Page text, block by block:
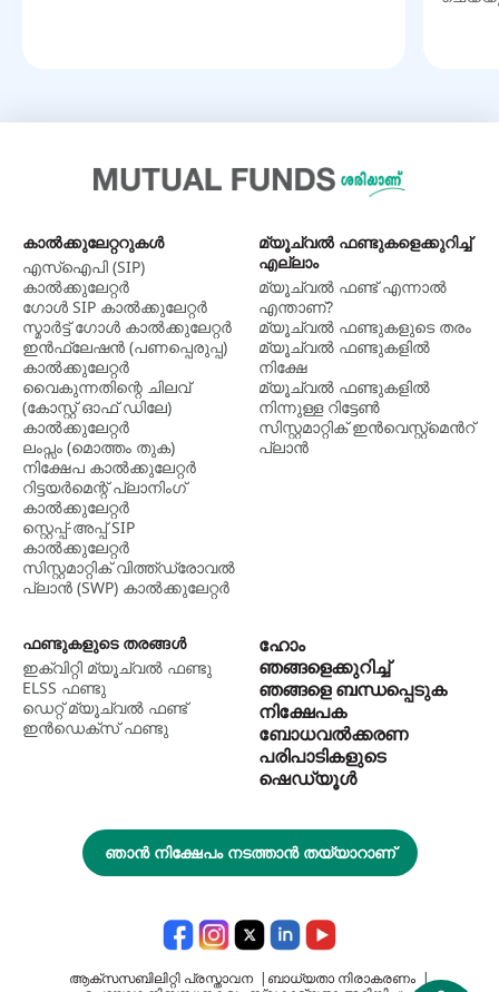
കാല്‍ക്കുലേറ്ററുകള്‍
എസ്ഐപി (SIP)
കാൽക്കുലേറ്റർ
ഗോൾ SIP കാൽക്കുലേറ്റർ
സ്മാർട്ട് ഗോൾ കാൽക്കുലേറ്റർ
ഇൻഫ്ലേഷൻ (പണപ്പെരുപ്പ)
കാൽക്കുലേറ്റർ
വൈകുന്നതിന്റെ ചിലവ്
(കോസ്റ്റ് ഓഫ് ഡിലേ)
കാൽക്കുലേറ്റർ
ലംപ്സം (മൊത്തം തുക)
നിക്ഷേപ കാൽക്കുലേറ്റർ
റിട്ടയർമെന്റ് പ്ലാനിംഗ്
കാൽക്കുലേറ്റർ
സ്റ്റെപ്പ്-അപ്പ് SIP
കാൽക്കുലേറ്റർ
സിസ്റ്റമാറ്റിക് വിത്ത്ഡ്രോവൽ
പ്ലാൻ (SWP) കാൽക്കുലേറ്റർ
മ്യൂച്വൽ ഫണ്ടുകളെക്കുറിച്ച്
എല്ലാം
മ്യൂച്വല്‍ ഫണ്ട് എന്നാല്‍
എന്താണ്?
മ്യൂച്വൽ ഫണ്ടുകളുടെ തരം
മ്യൂച്വൽ ഫണ്ടുകളിൽ
നിക്ഷേ
മ്യൂച്വൽ ഫണ്ടുകളില്‍
നിന്നുള്ള റിട്ടേൺ
സിസ്റ്റമാറ്റിക് ഇന്‍വെസ്റ്റ്‌മെന്‍റ്
പ്ലാന്‍
ഫണ്ടുകളുടെ തരങ്ങൾ
ഇക്വിറ്റി മ്യൂച്വൽ ഫണ്ടു
ELSS ഫണ്ടു
ഡെറ്റ് മ്യൂച്വല്‍ ഫണ്ട്
ഇന്‍ഡെക്സ് ഫണ്ടു
ഹോം
ഞങ്ങളെക്കുറിച്ച്
ഞങ്ങളെ ബന്ധപ്പെടുക
നിക്ഷേപക
ബോധവൽക്കരണ
പരിപാടികളുടെ
ഷെഡ്യൂൾ
ഞാൻ നിക്ഷേപം നടത്താൻ തയ്യാറാണ്
ആക്സസബിലിറ്റി പ്രസ്താവന | ബാധ്യതാ നിരാകരണം |